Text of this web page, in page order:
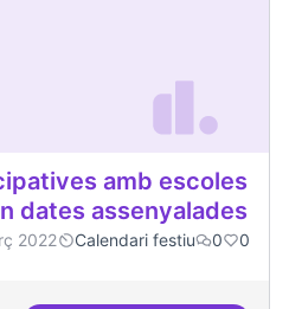
amb escoles
dates assenyalades
2022 Calendari festiu 0 0